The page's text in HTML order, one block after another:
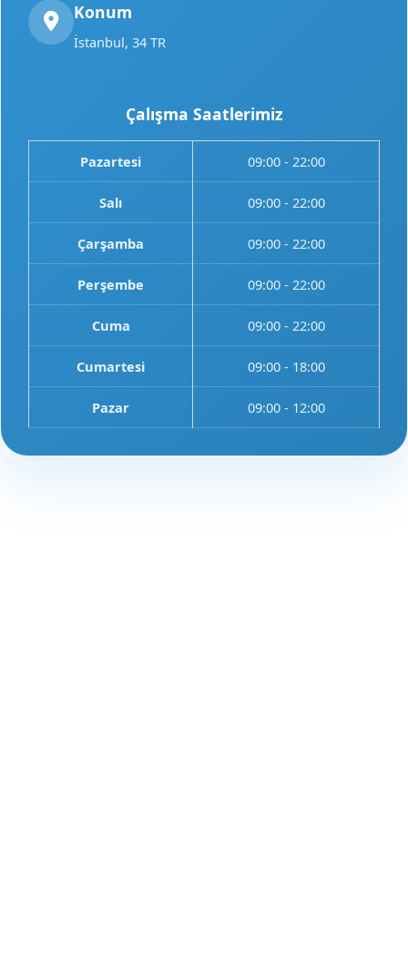
Konum
İstanbul, 34 TR
Çalışma Saatlerimiz
Pazartesi 09:00 - 22:00
Salı 09:00 - 22:00
Çarşamba 09:00 - 22:00
Perşembe 09:00 - 22:00
Cuma 09:00 - 22:00
Cumartesi 09:00 - 18:00
Pazar 09:00 - 12:00